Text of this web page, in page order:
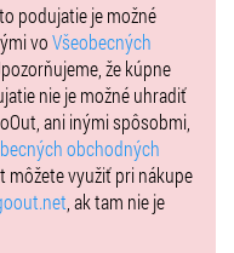
podujatie je možné
voVšeobecných
že kúpne
nie je možné uhradiť
ani inými spôsobmi,
obchodných
môžete využiť pri nákupe
, ak tam nie je